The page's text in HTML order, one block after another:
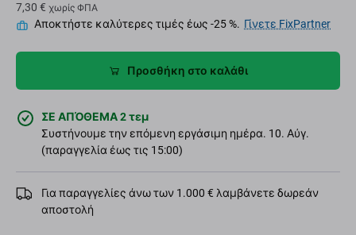
7,30 € χωρίς ΦΠΑ
Αποκτήστε καλύτερες τιμές έως -25 %. Γίνετε FixPartner
Προσθήκη στο καλάθι
ΣΕ ΑΠΌΘΕΜΑ 2 τεμ
Συστήνουμε την επόμενη εργάσιμη ημέρα. 10. Αύγ.
(παραγγελία έως τις 15:00)
Για παραγγελίες άνω των 1.000 € λαμβάνετε δωρεάν
αποστολή